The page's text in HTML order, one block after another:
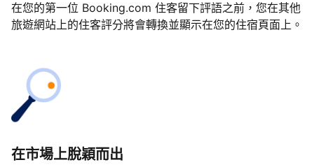
在您的第一位 Booking.com 住客留下評語之前，您在其他
旅遊網站上的住客評分將會轉換並顯示在您的住宿頁面上。
在市場上脫穎而出